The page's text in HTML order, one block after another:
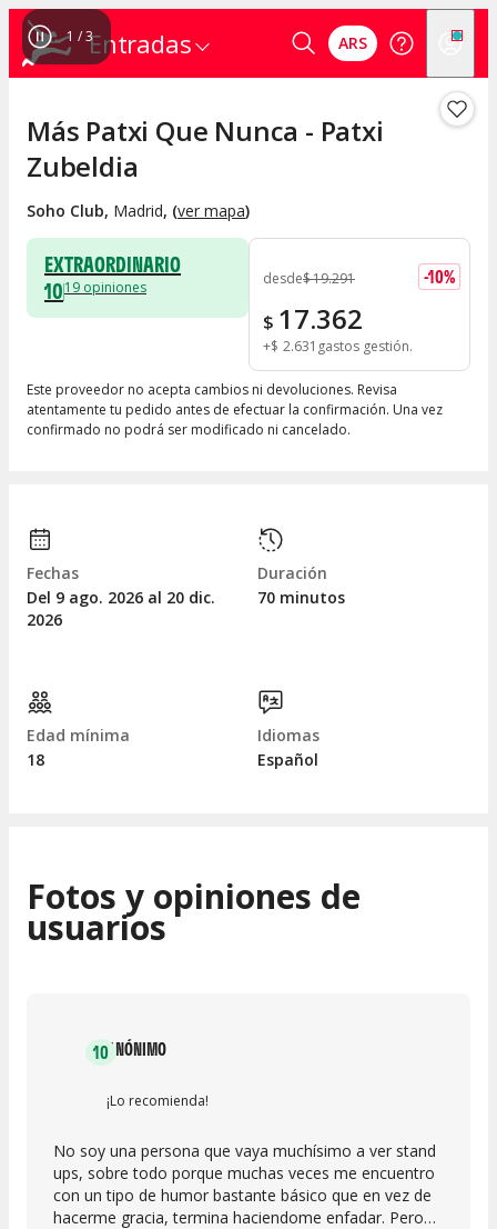
Entradas ARS
1 /3
Más Patxi Que Nunca - Patxi
Zubeldia
Soho Club, Madrid, (ver mapa)
EXTRAORDINARIO
1019 opiniones desde$19.291 -10%
$ 17.362
+$ 2.631 gastos gestión
Este proveedor no acepta cambios ni devoluciones. Revisa
atentamente tu pedido antes de efectuar la confirmación. Una vez
confirmado no podrá ser modificado ni cancelado.
Fechas
Del 9 ago. 2026 al 20 dic.
2026
Duración
70 minutos
Edad mínima
18
Idiomas
Español
Fotos y opiniones de
usuarios
10ANÓNIMO
¡Lo recomienda!
No soy una persona que vaya muchísimo a ver stand
ups, sobre todo porque muchas veces me encuentro
con un tipo de humor bastante básico que en vez de
hacerme gracia, termina haciendome enfadar. Pero